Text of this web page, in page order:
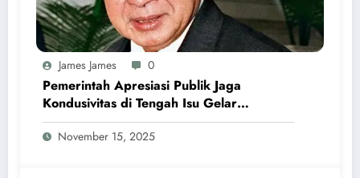
James James 0
Pemerintah Apresiasi Publik Jaga
Kondusivitas di Tengah Isu Gelar
Pahlawan Soeharto
November 15, 2025